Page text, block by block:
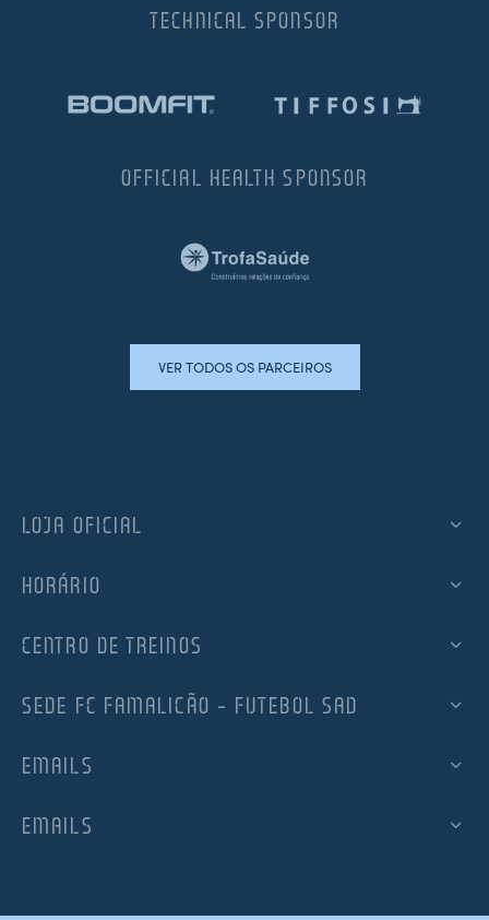
TECHNICAL SPONSOR
OFFICIAL HEALTH SPONSOR
VER TODOS OS PARCEIROS
LOJA OFICIAL
HORÁRIO
CENTRO DE TREINOS
SEDE FC FAMALICÃO – FUTEBOL SAD
EMAILS
EMAILS